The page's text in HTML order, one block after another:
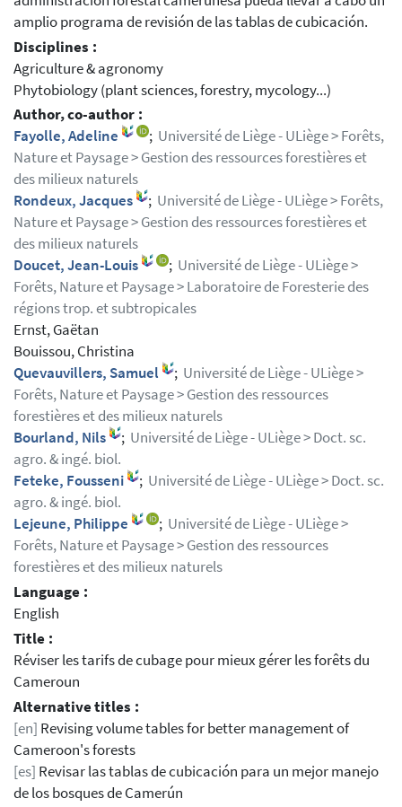
amplio programa de revisión de las tablas de cubicación.
Disciplines :
Agriculture & agronomy
Phytobiology (plant sciences, forestry, mycology...)
Author, co-author :
Fayolle, Adeline
; Université de Liège - ULiège > Forêts,
Nature et Paysage > Gestion des ressources forestières et
des milieux naturels
Rondeux, Jacques
; Université de Liège - ULiège > Forêts,
Nature et Paysage > Gestion des ressources forestières et
des milieux naturels
Doucet, Jean-Louis
; Université de Liège - ULiège >
Forêts, Nature et Paysage > Laboratoire de Foresterie des
régions trop. et subtropicales
Ernst, Gaëtan
Bouissou, Christina
Quevauvillers, Samuel
; Université de Liège - ULiège >
Forêts, Nature et Paysage > Gestion des ressources
forestières et des milieux naturels
Bourland, Nils
; Université de Liège - ULiège > Doct. sc.
agro. & ingé. biol.
Feteke, Fousseni
; Université de Liège - ULiège > Doct. sc.
agro. & ingé. biol.
Lejeune, Philippe
; Université de Liège - ULiège >
Forêts, Nature et Paysage > Gestion des ressources
forestières et des milieux naturels
Language :
English
Title :
Réviser les tarifs de cubage pour mieux gérer les forêts du
Cameroun
Alternative titles :
[en] Revising volume tables for better management of
Cameroon's forests
[es] Revisar las tablas de cubicación para un mejor manejo
de los bosques de Camerún